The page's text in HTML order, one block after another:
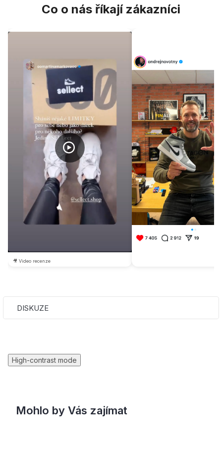
Co o nás říkají zákazníci
🎥 Video recenze
DISKUZE
High-contrast mode